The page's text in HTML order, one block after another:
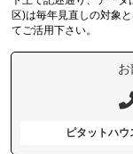
区)は毎年見直しの対象
てご活用下さい。
ピタットハ